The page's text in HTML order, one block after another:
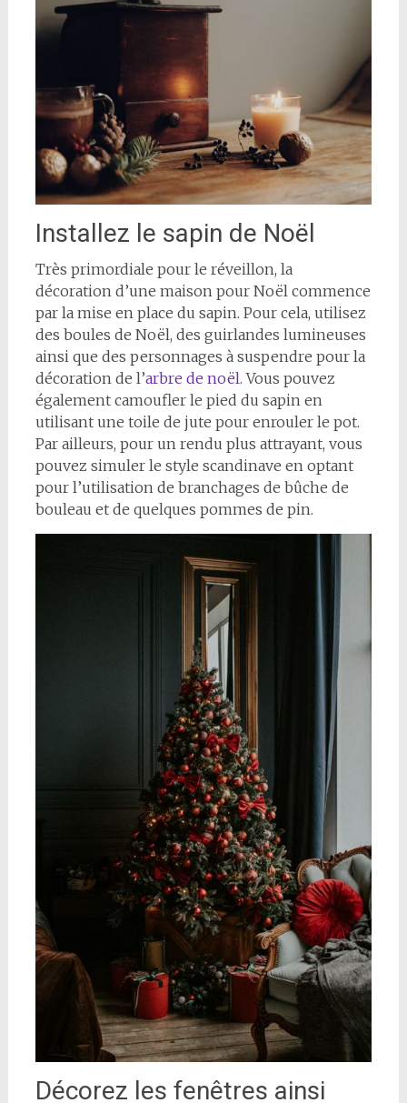
Installez le sapin de Noël
Très primordiale pour le réveillon, la
décoration d’une maison pour Noël commence
par la mise en place du sapin. Pour cela, utilisez
des boules de Noël, des guirlandes lumineuses
ainsi que des personnages à suspendre pour la
décoration de l’arbre de noël. Vous pouvez
également camoufler le pied du sapin en
utilisant une toile de jute pour enrouler le pot.
Par ailleurs, pour un rendu plus attrayant, vous
pouvez simuler le style scandinave en optant
pour l’utilisation de branchages de bûche de
bouleau et de quelques pommes de pin.
Décorez les fenêtres ainsi